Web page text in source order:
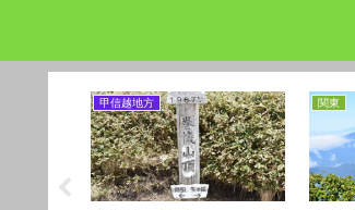
甲信越地方 関東